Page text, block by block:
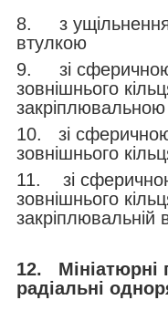
8. з
втулкою
9. зі
зовнішнього
10. зі
зовнішнього
11. зі
зовнішнього
закріплювальній
12.
Мініатюрні
радіальні